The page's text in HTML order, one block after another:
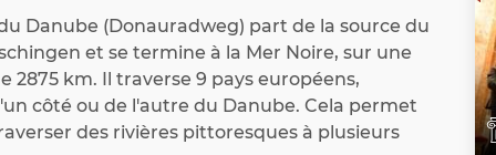
Danube (Donauradweg) part de la source du
et se termine à la Mer Noire, sur une
2875 km. Il traverse 9 pays européens,
côté ou de l'autre du Danube. Cela permet
des rivières pittoresques à plusieurs